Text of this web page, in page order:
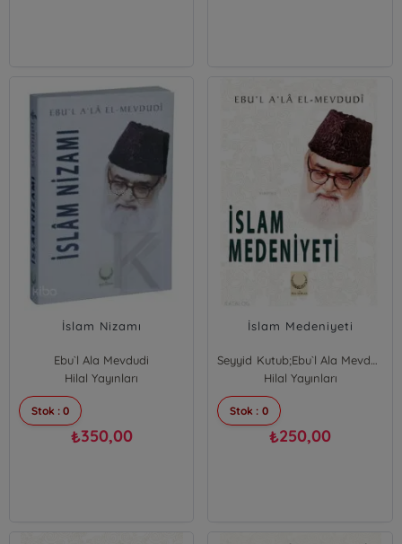
İslam Nizamı
Ebu`l Ala Mevdudi
Hilal Yayınları
Stok : 0
₺350,00
İslam Medeniyeti
Seyyid Kutub;Ebu`l Ala Mevdudi
Hilal Yayınları
Stok : 0
₺250,00